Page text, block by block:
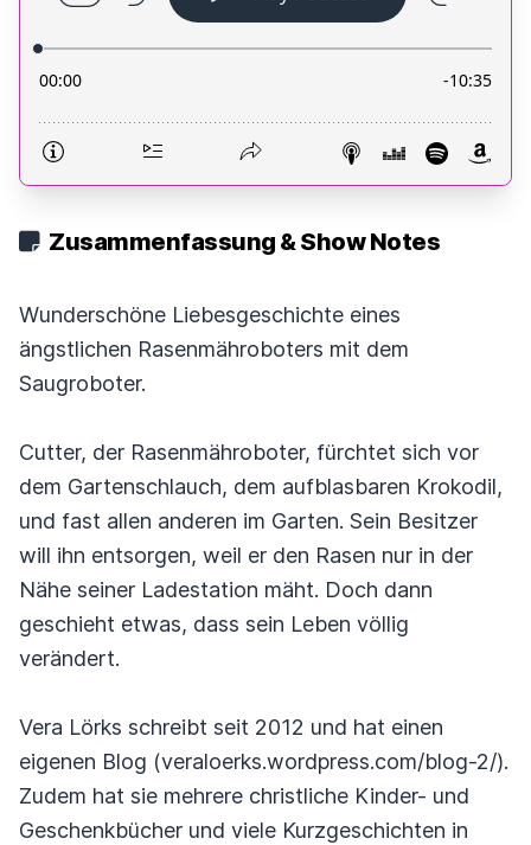
Zusammenfassung & Show Notes
Wunderschöne Liebesgeschichte eines
ängstlichen Rasenmähroboters mit dem
Saugroboter.
Cutter, der Rasenmähroboter, fürchtet sich vor
dem Gartenschlauch, dem aufblasbaren Krokodil,
und fast allen anderen im Garten. Sein Besitzer
will ihn entsorgen, weil er den Rasen nur in der
Nähe seiner Ladestation mäht. Doch dann
geschieht etwas, dass sein Leben völlig
verändert.
Vera Lörks schreibt seit 2012 und hat einen
eigenen Blog (veraloerks.wordpress.com/blog-2/).
Zudem hat sie mehrere christliche Kinder- und
Geschenkbücher und viele Kurzgeschichten in